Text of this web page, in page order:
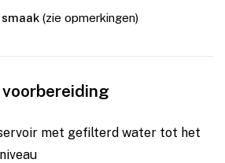
(zie opmerkingen)
met gefilterd water tot het